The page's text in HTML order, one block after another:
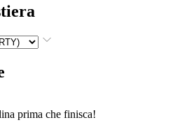
prima che finisca!